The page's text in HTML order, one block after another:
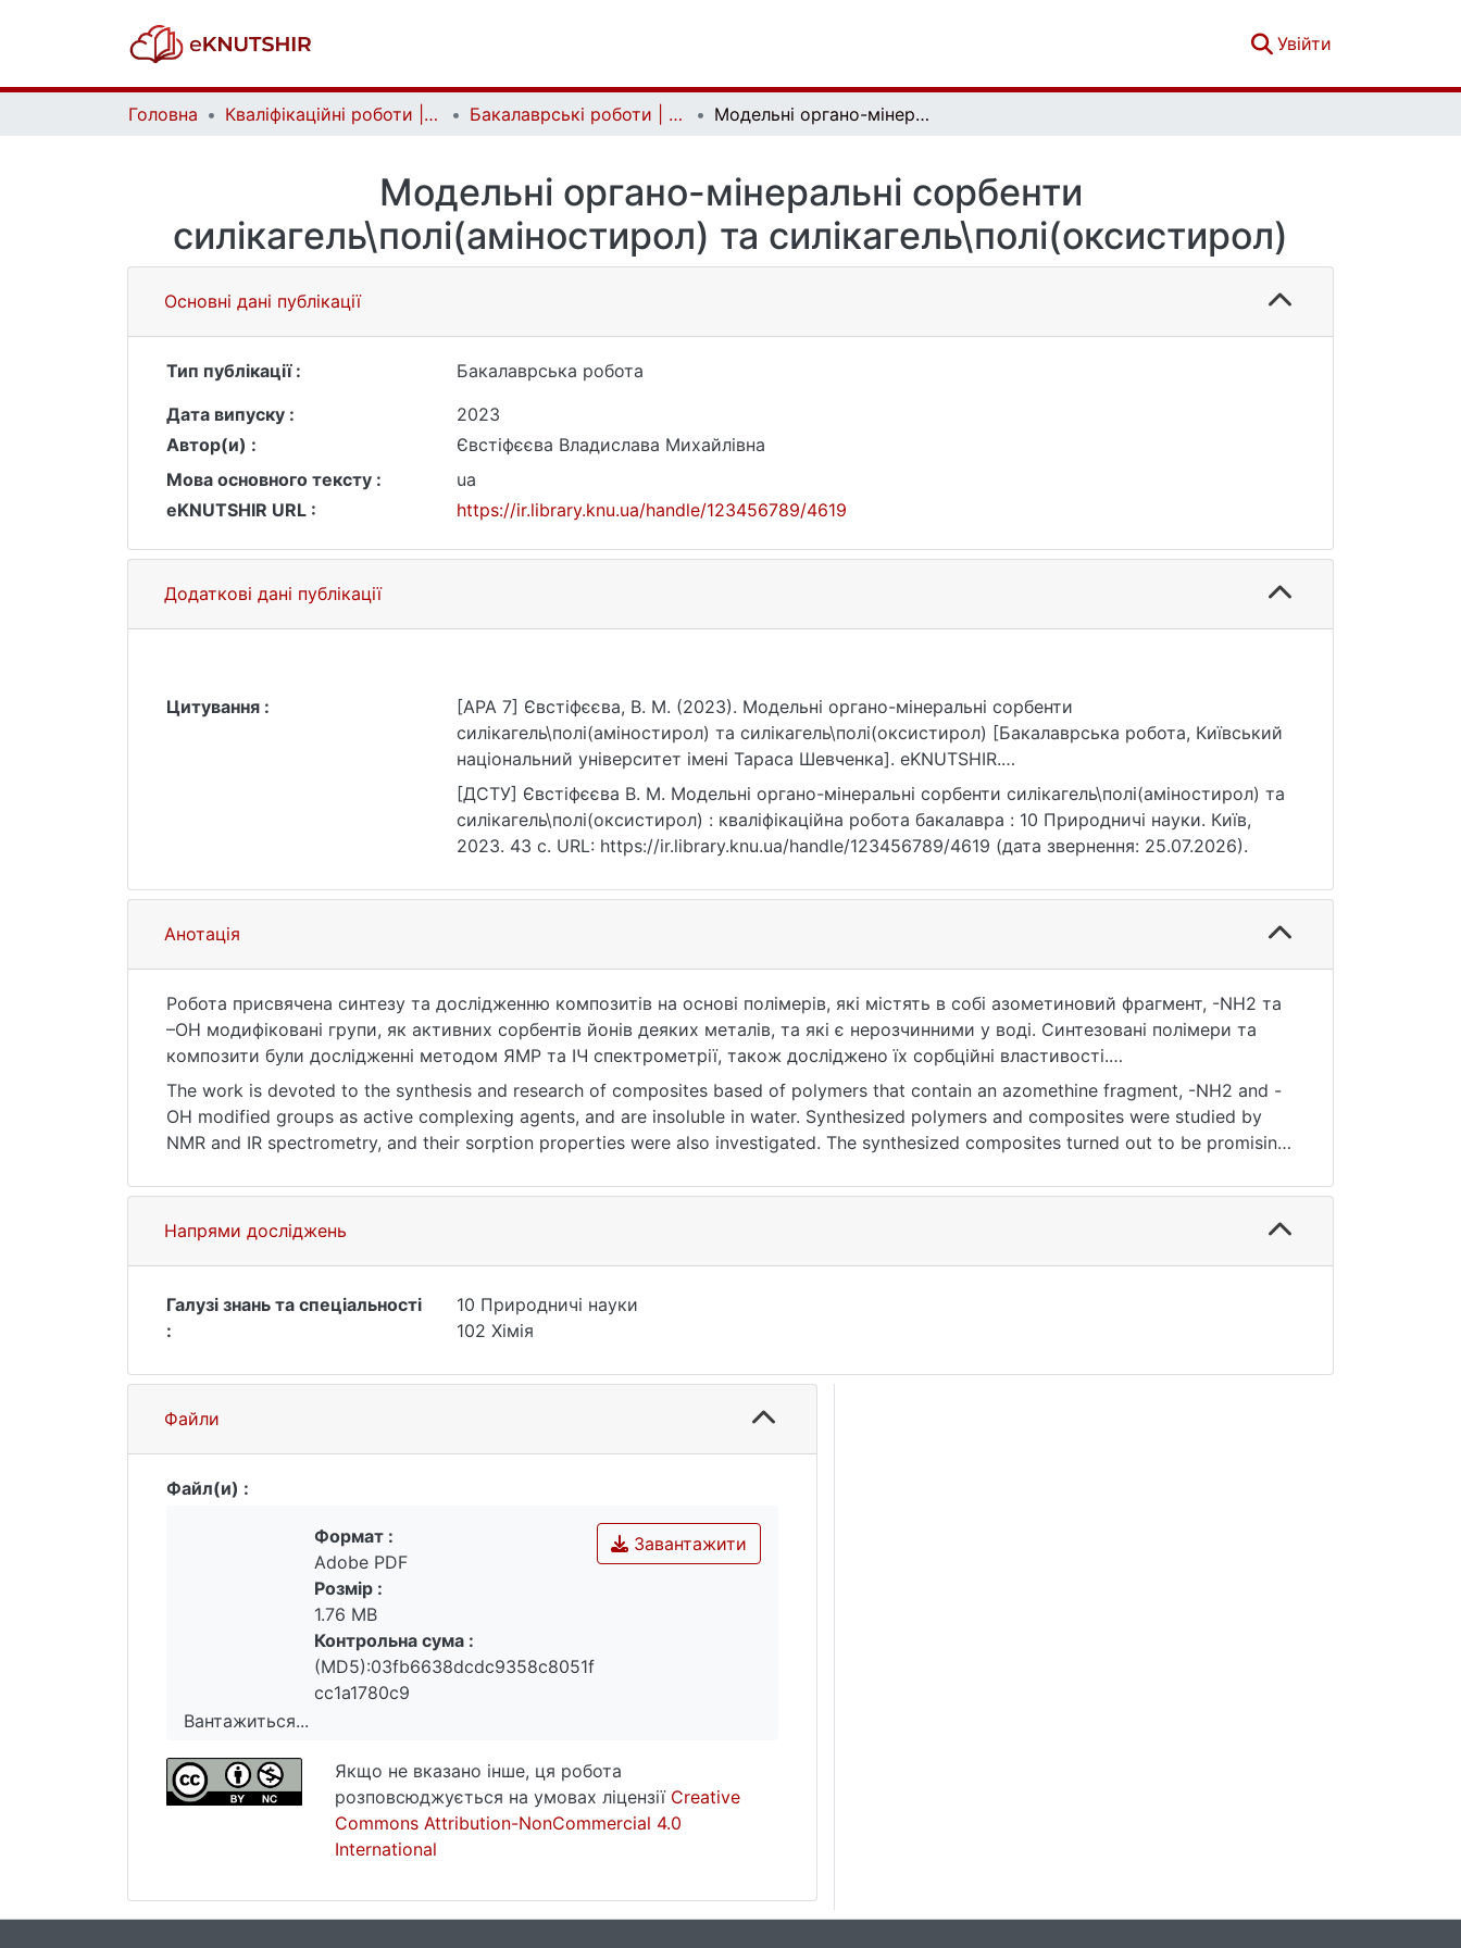
Увійти
Головна Кваліфікаційні роботи | Qualifying works Бакалаврські роботи | Bachelor theses Модельні органо-мінеральні сорбенти силікагель\полі(аміностирол) та силікагель\полі(оксистирол)
Модельні органо-мінеральні сорбенти
силікагель\полі(аміностирол) та силікагель\полі(оксистирол)
Основні дані публікації
Тип публікації :
Бакалаврська робота
Дата випуску :
2023
Автор(и) :
Євстіфєєва Владислава Михайлівна
Мова основного тексту :
ua
eKNUTSHIR URL :
https://ir.library.knu.ua/handle/123456789/4619
Додаткові дані публікації
Цитування :
[APA 7] Євстіфєєва, В. М. (2023). Модельні органо-мінеральні сорбенти
силікагель\полі(аміностирол) та силікагель\полі(оксистирол) [Бакалаврська робота, Київський
національний університет імені Тараса Шевченка]. eKNUTSHIR.
https://ir.library.knu.ua/handle/123456789/4619
[ДСТУ] Євстіфєєва В. М. Модельні органо-мінеральні сорбенти силікагель\полі(аміностирол) та
силікагель\полі(оксистирол) : кваліфікаційна робота бакалавра : 10 Природничі науки. Київ,
2023. 43 с. URL: https://ir.library.knu.ua/handle/123456789/4619 (дата звернення: 25.07.2026).
Анотація
Робота присвячена синтезу та дослідженню композитів на основі полімерів, які містять в собі азометиновий фрагмент, -NH2 та
–ОН модифіковані групи, як активних сорбентів йонів деяких металів, та які є нерозчинними у воді. Синтезовані полімери та
композити були дослідженні методом ЯМР та ІЧ спектрометрії, також досліджено їх сорбційні властивості.
Один із синтезованих композитів виявився перспективним сорбентом важких металів, що задає напрямок подільшої
модифікації полімерів на основі полі(аміностиролу).
Ключові слова: органо-неорганічний сорбент, основиШиффа, полі-N-(4-вінілфеніл)-4-нітрофенілметанімін, полі-N-(4-вінілфеніл)-4-
антраценметанімін, сорбційна
The work is devoted to the synthesis and research of composites based of polymers that contain an azomethine fragment, -NH2 and -
OH modified groups as active complexing agents, and are insoluble in water. Synthesized polymers and composites were studied by
NMR and IR spectrometry, and their sorption properties were also investigated. The synthesized composites turned out to be promising
Key words: organo-mineral sorbent, Schiff bases, poly-N-(4-vinylphenyl)-4-nitrophenylmethaneimine, poly-N-(4-vinylphenyl)-4-
anthracenylmethaneimine, sorption properties.
Напрями досліджень
Галузі знань та спеціальності
:
10 Природничі науки
102 Хімія
Файли
Файл(и) :
Вантажиться...
Вантажиться...
Завантажити
Формат :
Adobe PDF
Розмір :
1.76 MB
Контрольна сума :
(MD5):03fb6638dcdc9358c8051f
cc1a1780c9
Якщо не вказано інше, ця робота
розповсюджується на умовах ліцензії Creative
Commons Attribution-NonCommercial 4.0
International